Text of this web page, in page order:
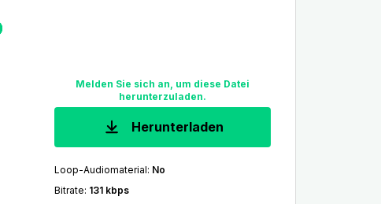
Melden Sie sich an, um diese Datei
herunterzuladen.
Herunterladen
Loop-Audiomaterial: No
Bitrate: 131 kbps